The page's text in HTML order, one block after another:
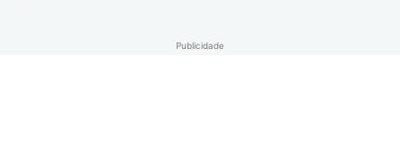
Publicidade